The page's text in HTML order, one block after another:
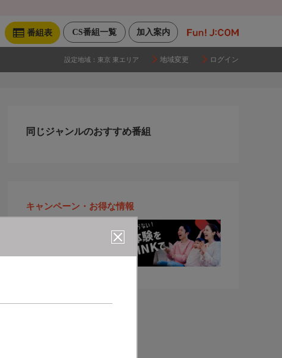
加入案内
CS番組一覧
番組表
設定地域： 東京 東エリア 地域変更 ログイン
同じジャンルのおすすめ番組
キャンペーン・お得な情報